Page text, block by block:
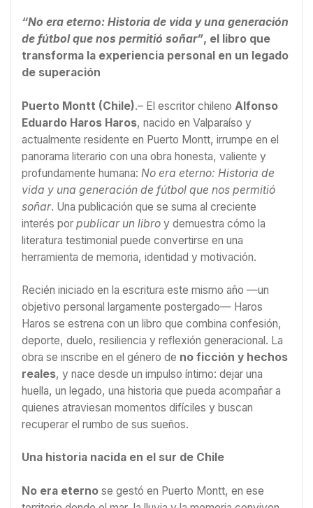
“No era eterno: Historia de vida y una generación
de fútbol que nos permitió soñar”, el libro que
transforma la experiencia personal en un legado
de superación
Puerto Montt (Chile).– El escritor chileno Alfonso
Eduardo Haros Haros, nacido en Valparaíso y
actualmente residente en Puerto Montt, irrumpe en el
panorama literario con una obra honesta, valiente y
profundamente humana: No era eterno: Historia de
vida y una generación de fútbol que nos permitió
soñar. Una publicación que se suma al creciente
interés por publicar un libro y demuestra cómo la
literatura testimonial puede convertirse en una
herramienta de memoria, identidad y motivación.
Recién iniciado en la escritura este mismo año —un
objetivo personal largamente postergado— Haros
Haros se estrena con un libro que combina confesión,
deporte, duelo, resiliencia y reflexión generacional. La
obra se inscribe en el género de no ficción y hechos
reales, y nace desde un impulso íntimo: dejar una
huella, un legado, una historia que pueda acompañar a
quienes atraviesan momentos difíciles y buscan
recuperar el rumbo de sus sueños.
Una historia nacida en el sur de Chile
No era eterno se gestó en Puerto Montt, en ese